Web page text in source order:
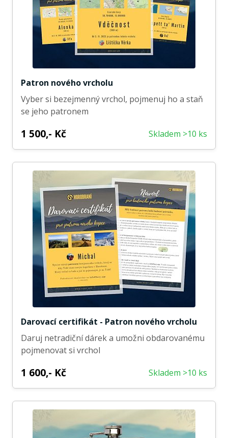
Patron nového vrcholu
Vyber si bezejmenný vrchol, pojmenuj ho a staň
se jeho patronem
1 500,- Kč Skladem >10 ks
Darovací certifikát - Patron nového vrcholu
Daruj netradiční dárek a umožni obdarovanému
pojmenovat si vrchol
1 600,- Kč Skladem >10 ks